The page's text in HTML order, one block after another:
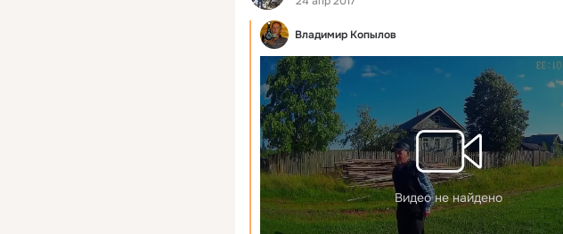
Владимир Копылов
Видео не найдено